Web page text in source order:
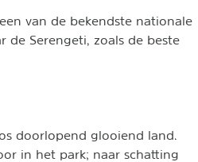
van de bekendste nationale
de Serengeti, zoals de beste
doorlopend glooiend land.
in het park; naar schatting